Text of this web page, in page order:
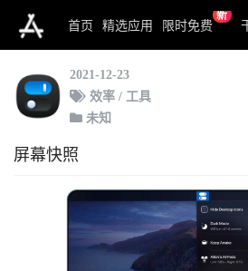
首页 精选应用 限时免费
新
One Switch
2021-12-23
效率 / 工具
未知
屏幕快照